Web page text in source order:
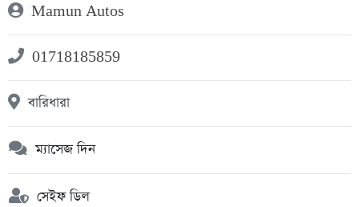
Mamun Autos
01718185859
বারিধারা
ম্যাসেজ দিন
সেইফ ডিল